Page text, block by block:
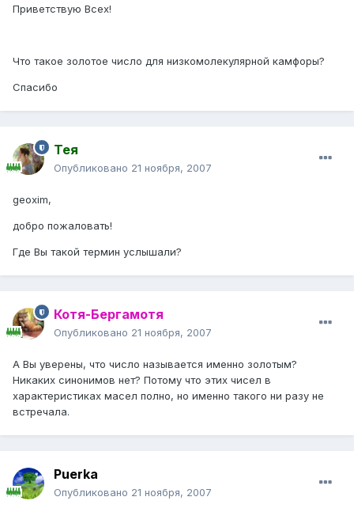
Приветствую Всех!
Что такое золотое число для низкомолекулярной камфоры?
Спасибо
Тея
Опубликовано 21 ноября, 2007
geoxim,
добро пожаловать!
Где Вы такой термин услышали?
Котя-Бергамотя
Опубликовано 21 ноября, 2007
А Вы уверены, что число называется именно золотым?
Никаких синонимов нет? Потому что этих чисел в
характеристиках масел полно, но именно такого ни разу не
встречала.
Puerka
Опубликовано 21 ноября, 2007